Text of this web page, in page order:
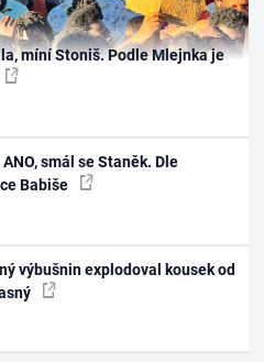
míní Stoniš. Podle Mlejnka je
smál se Staněk. Dle
Babiše
výbušnin explodoval kousek od